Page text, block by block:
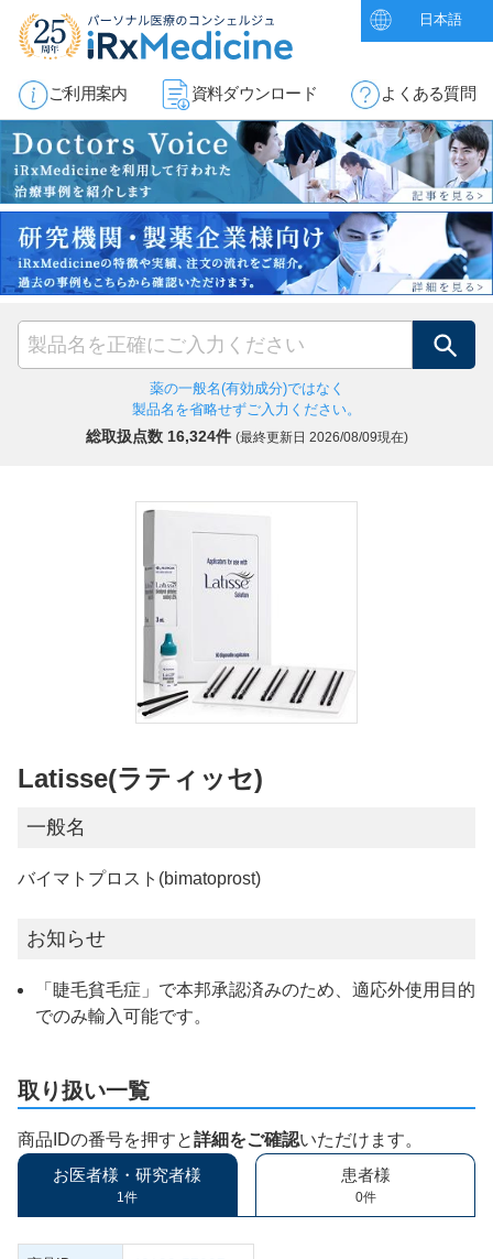
日本語
ご利用案内 資料ダウンロード よくある質問
検索
薬の一般名(有効成分)ではなく
製品名を省略せずご入力ください。
総取扱点数 16,324件 (最終更新日 2026/08/09現在)
Latisse(ラティッセ)
一般名
バイマトプロスト(bimatoprost)
お知らせ
「睫毛貧毛症」で本邦承認済みのため、適応外使用目的
でのみ輸入可能です。
取り扱い一覧
商品IDの番号を押すと詳細をご確認いただけます。
お医者様・研究者様
1件
患者様
0件